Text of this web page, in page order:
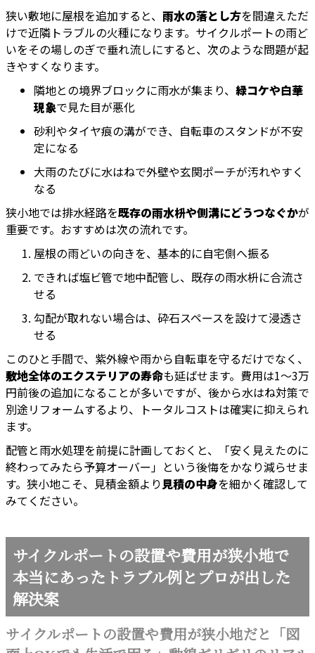
狭い敷地に屋根を追加すると、 雨水の落とし方を間違えただ
けで近隣トラブルの火種になります。サイクルポートの雨ど
いをその場しのぎで垂れ流しにすると、次のような問題が起
きやすくなります。
隣地との境界ブロックに雨水が集まり、 緑コケや白華
現象で見た目が悪化
砂利やタイヤ痕の溝ができ、自転車のスタンドが不安
定になる
大雨のたびに水はねで外壁や玄関ポーチが汚れやすく
なる
狭小地では排水経路を既存の雨水枡や側溝にどうつなぐかが
重要です。おすすめは次の流れです。
屋根の雨どいの向きを、基本的に自宅側へ振る
できれば塩ビ管で地中配管し、既存の雨水枡に合流さ
せる
勾配が取れない場合は、砕石スペースを設けて浸透さ
せる
このひと手間で、紫外線や雨から自転車を守るだけでなく、
敷地全体のエクステリアの寿命も延ばせます。費用は1〜3万
円前後の追加になることが多いですが、後から水はね対策で
別途リフォームするより、トータルコストは確実に抑えられ
ます。
配管と雨水処理を前提に計画しておくと、「安く見えたのに
終わってみたら予算オーバー」という後悔をかなり減らせま
す。狭小地こそ、見積金額より見積の中身を細かく確認して
みてください。
サイクルポートの設置や費用が狭小地で
本当にあったトラブル例とプロが出した
解決案
サイクルポートの設置や費用が狭小地だと「図